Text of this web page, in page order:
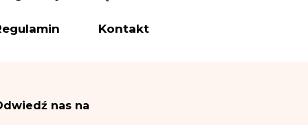
Kontakt
nas na